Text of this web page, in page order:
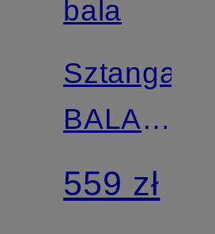
bala
Sztanga
BALA
BEAM
559 zł